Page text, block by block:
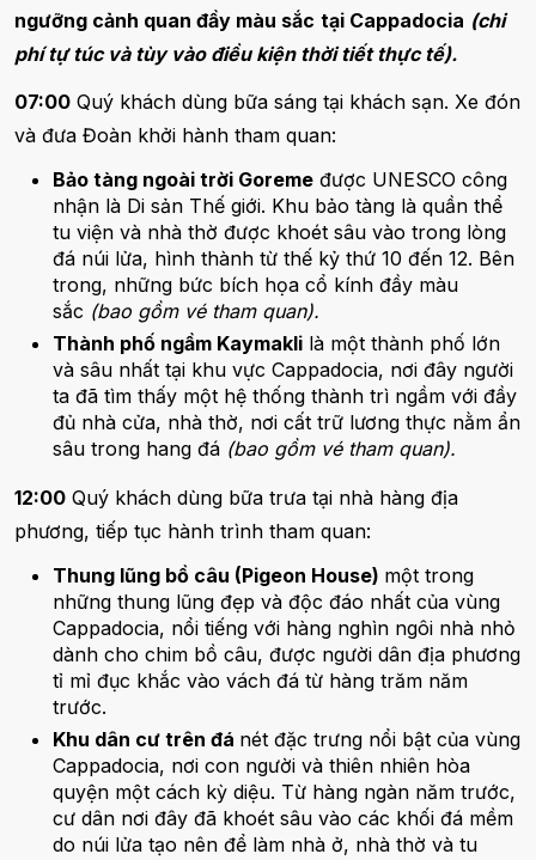
ngưỡng cảnh quan đầy màu sắc tại Cappadocia (chi
phí tự túc và tùy vào điều kiện thời tiết thực tế).
07:00 Quý khách dùng bữa sáng tại khách sạn. Xe đón
và đưa Đoàn khởi hành tham quan:
Bảo tàng ngoài trời Goreme được UNESCO công
nhận là Di sản Thế giới. Khu bảo tàng là quần thể
tu viện và nhà thờ được khoét sâu vào trong lòng
đá núi lửa, hình thành từ thế kỷ thứ 10 đến 12. Bên
trong, những bức bích họa cổ kính đầy màu
sắc (bao gồm vé tham quan).
Thành phố ngầm Kaymakli là một thành phố lớn
và sâu nhất tại khu vực Cappadocia, nơi đây người
ta đã tìm thấy một hệ thống thành trì ngầm với đầy
đủ nhà cửa, nhà thờ, nơi cất trữ lương thực nằm ẩn
sâu trong hang đá (bao gồm vé tham quan).
12:00 Quý khách dùng bữa trưa tại nhà hàng địa
phương, tiếp tục hành trình tham quan:
Thung lũng bồ câu (Pigeon House) một trong
những thung lũng đẹp và độc đáo nhất của vùng
Cappadocia, nổi tiếng với hàng nghìn ngôi nhà nhỏ
dành cho chim bồ câu, được người dân địa phương
tỉ mỉ đục khắc vào vách đá từ hàng trăm năm
trước.
Khu dân cư trên đá nét đặc trưng nổi bật của vùng
Cappadocia, nơi con người và thiên nhiên hòa
quyện một cách kỳ diệu. Từ hàng ngàn năm trước,
cư dân nơi đây đã khoét sâu vào các khối đá mềm
do núi lửa tạo nên để làm nhà ở, nhà thờ và tu